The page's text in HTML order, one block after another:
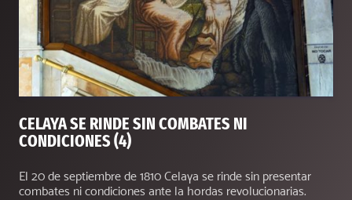
CELAYA SE RINDE SIN COMBATES NI
CONDICIONES (4)
El 20 de septiembre de 1810 Celaya se rinde sin presentar
combates ni condiciones ante la hordas revolucionarias.